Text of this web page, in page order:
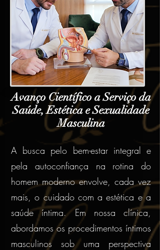
Avanço Científico a Serviço da
Saúde, Estética e Sexualidade
Masculina
A busca pelo bem-estar integral e
pela autoconfiança na rotina do
homem moderno envolve, cada vez
mais, o cuidado com a estética e a
saúde íntima. Em nossa clínica,
abordamos os procedimentos íntimos
masculinos sob uma perspectiva